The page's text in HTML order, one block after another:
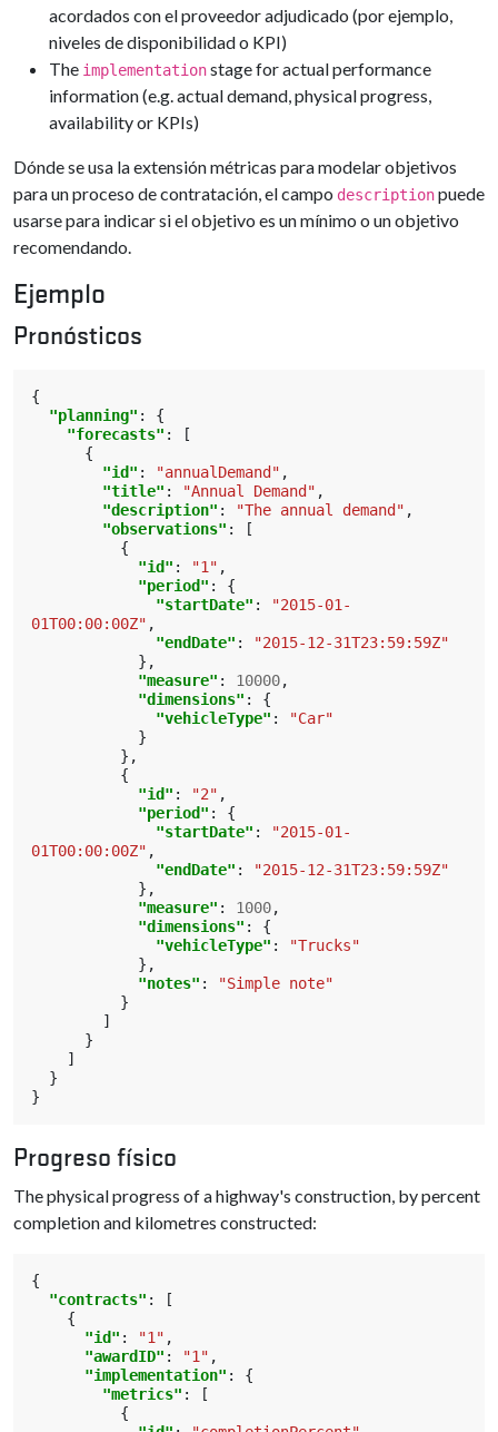
acordados con el proveedor adjudicado (por ejemplo,
niveles de disponibilidad o KPI)
The implementationstage for actual performance
information (e.g. actual demand, physical progress,
availability or KPIs)
Dónde se usa la extensión métricas para modelar objetivos
para un proceso de contratación, el campo descriptionpuede
usarse para indicar si el objetivo es un mínimo o un objetivo
recomendando.
Ejemplo
Pronósticos
{
"planning" :
{
"forecasts" :
[
{
"id" : "annualDemand" ,
"title" : "Annual Demand" ,
"description" : "The annual demand" ,
"observations" :
[
{
"id" : "1" ,
"period" :
{
"startDate" :
"2015-01-
01T00:00:00Z" ,
"endDate" :
"2015-12-31T23:59:59Z"
},
"measure" : 10000,
"dimensions" :
{
"vehicleType" :
"Car"
}
},
{
"id" : "2" ,
"period" :
{
"startDate" :
"2015-01-
01T00:00:00Z" ,
"endDate" :
"2015-12-31T23:59:59Z"
},
"measure" : 1000,
"dimensions" :
{
"vehicleType" :
"Trucks"
},
"notes" :
"Simple note"
}
]
}
]
}
}
Progreso físico
The physical progress of a highway's construction, by percent
completion and kilometres constructed:
{
"contracts" :
[
{
"id" : "1" ,
"awardID" : "1" ,
"implementation" :
{
"metrics" :
[
{